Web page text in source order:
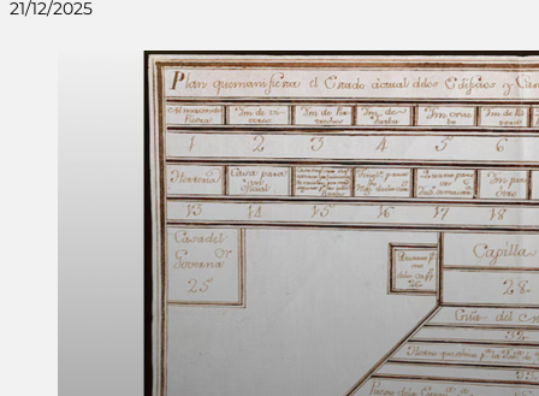
21/12/2025